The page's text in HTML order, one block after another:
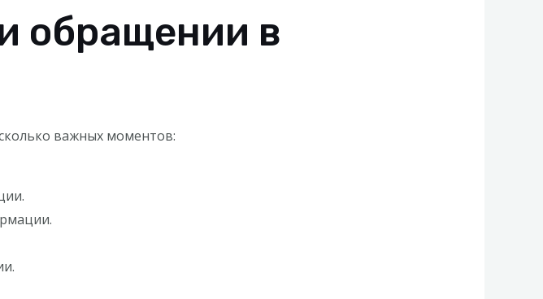
обращении в
важных моментов: